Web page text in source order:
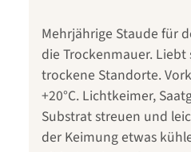
Mehrjährige Staude für
die Trockenmauer.
trockene Standorte.
+20°C. Lichtkeimer,
Substrat streuen und
der Keimung etwas